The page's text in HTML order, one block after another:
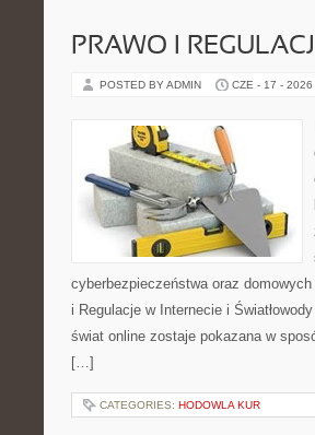
PRAWO I
POSTED BY ADMIN CZE - 17 - 2026
cyberbezpieczeństwa oraz
i Regulacje w Internecie i
świat online zostaje pokazana w
[…]
CATEGORIES: HODOWLA KUR